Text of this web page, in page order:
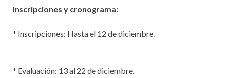
Inscripciones y cronograma:
* Inscripciones: Hasta el 12 de diciembre.
* Evaluación: 13 al 22 de diciembre.